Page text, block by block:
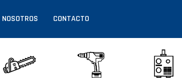
NOSOTROS CONTACTO